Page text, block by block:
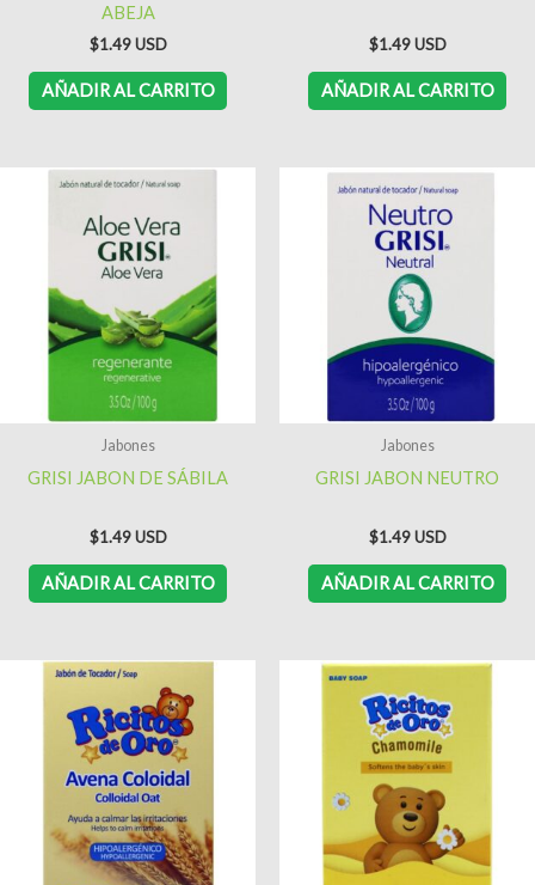
ABEJA
$1.49
AÑADIR AL CARRITO
$1.49
AÑADIR AL CARRITO
Jabones
GRISI JABON DE SÁBILA
$1.49
AÑADIR AL CARRITO
Jabones
GRISI JABON NEUTRO
$1.49
AÑADIR AL CARRITO